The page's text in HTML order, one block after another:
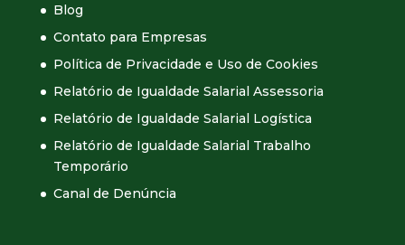
Blog
Contato para Empresas
Política de Privacidade e Uso de Cookies
Relatório de Igualdade Salarial Assessoria
Relatório de Igualdade Salarial Logística
Relatório de Igualdade Salarial Trabalho
Temporário
Canal de Denúncia